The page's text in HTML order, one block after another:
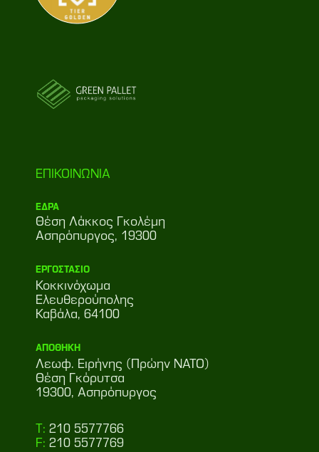
ΕΠΙΚΟΙΝΩΝΙΑ
ΕΔΡΑ
Θέση Λάκκος Γκολέμη
Ασπρόπυργος, 19300
ΕΡΓΟΣΤΑΣΙΟ
Κοκκινόχωμα
Ελευθερούπολης
Καβάλα, 64100
ΑΠΟΘΗΚΗ
Λεωφ. Ειρήνης (Πρώην ΝΑΤΟ)
Θέση Γκόρυτσα
19300, Ασπρόπυργος
T: 210 5577766
F: 210 5577769